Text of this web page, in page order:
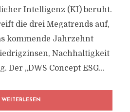
Intelligenz (KI) beruht.
die drei Megatrends auf,
kommende Jahrzehnt
Nachhaltigkeit
Der „DWS Concept ESG...
WEITERLESEN